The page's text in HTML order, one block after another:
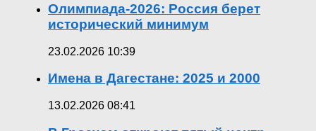
Олимпиада-2026: Россия берет
исторический минимум
23.02.2026 10:39
Имена в Дагестане: 2025 и 2000
13.02.2026 08:41